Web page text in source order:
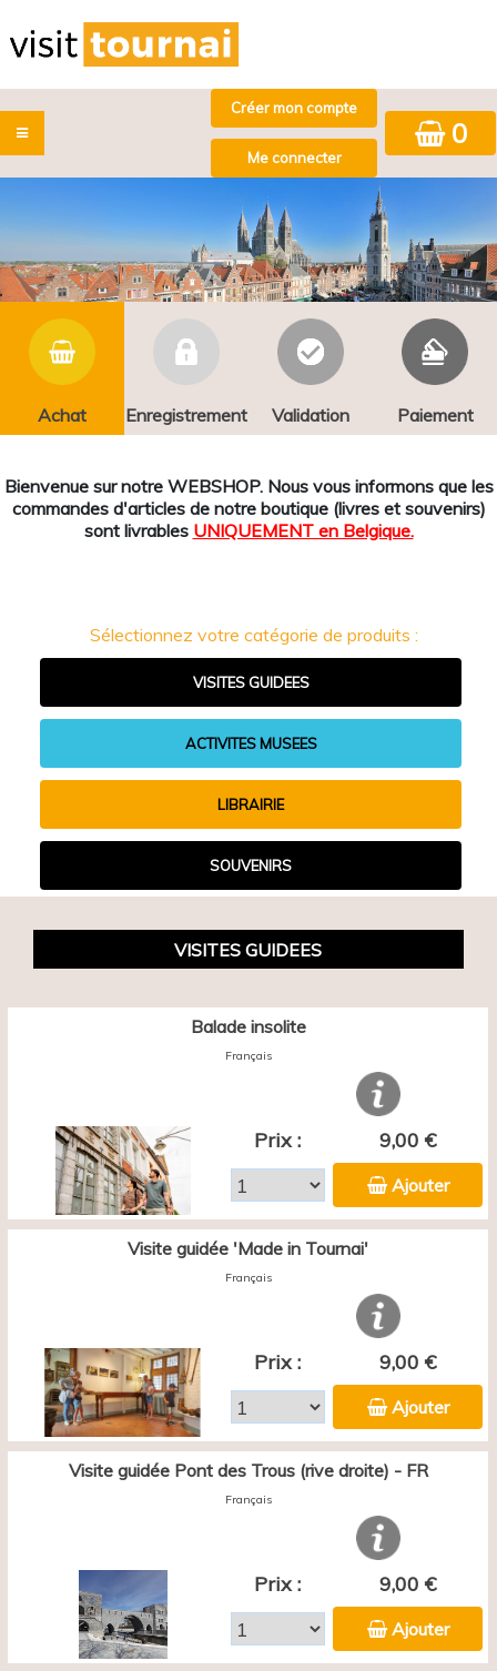
0
Achat Enregistrement Validation Paiement
Bienvenue sur notre WEBSHOP. Nous vous informons que les
commandes d'articles de notre boutique (livres et souvenirs)
sont livrables UNIQUEMENT en Belgique.
Sélectionnez votre catégorie de produits :
VISITES GUIDEES
ACTIVITES MUSEES
LIBRAIRIE
SOUVENIRS
VISITES GUIDEES
Balade insolite
Français
Prix : 9,00 €
Ajouter
Visite guidée 'Made in Tournai'
Français
Prix : 9,00 €
Ajouter
Visite guidée Pont des Trous (rive droite) - FR
Français
Prix : 9,00 €
Ajouter